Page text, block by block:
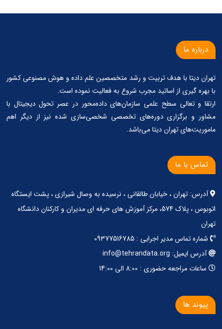
درباره ما
تهران دیتا با هدف تربیت و رشد متخصصین علم داده و هوش مصنوعی کشور
با بهره گیری از اساتید مجرب شروع به فعالیت نموده است.
ارتقا و تعالی سطح علمی سازمان‌های داده‌محور در عصر تحول دیجیتال با
مشاور و برگزاری دوره‌های تخصصی شخصی‌سازی شده نیز از دیگر اهم
ماموریت‌های تهران دیتا می‌باشد.
تماس با ما
آدرس: تهران ، خیابان طالقانی ، نرسیده به وصال شیرازی ، پشت ایستگاه
اتوبوس ، پلاک 574، مرکز آموزش های حرفه ای مدیران و کارکنان دانشگاه
تهران
شماره تماس مدیر اجرایی : 09377516785
آدرس ایمیل: info@tehrandata.org
ساعات مراجعه حضوری : 8:00 الی 14:00
پیوند ها